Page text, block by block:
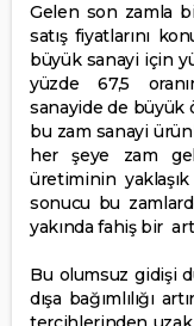
Gelen son zamla
satış fiyatlarını
büyük sanayi için
yüzde 67,5
sanayide de büyük
bu zam sanayi
her şeye zam
üretiminin
sonucu bu
yakında fahiş bir
Bu olumsuz gidişi
dışa bağımlılığı